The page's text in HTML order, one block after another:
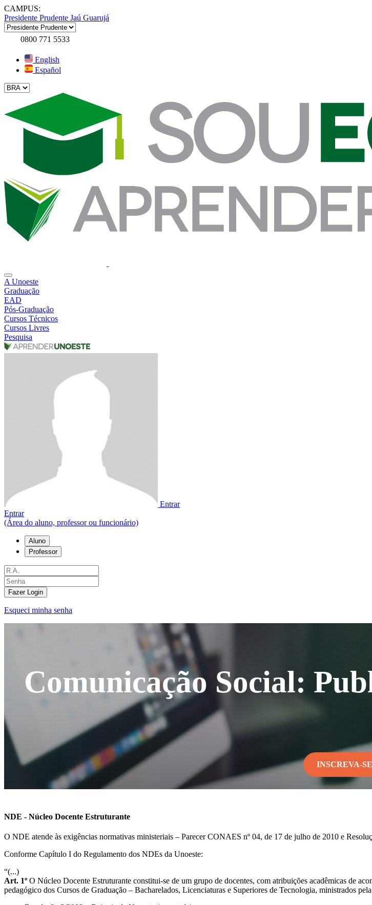
CAMPUS:
Presidente Prudente Jaú Guarujá
0800 771 5533
English
Español
A Unoeste
Graduação
EAD
Pós-Graduação
Cursos Técnicos
Cursos Livres
Pesquisa
Entrar
Entrar
(Área do aluno, professor ou funcionário)
Aluno
Professor
Fazer Login
Esqueci minha senha
Comunicação Social:
INSCREVA-SE
NDE - Núcleo Docente Estruturante
O NDE atende às exigências normativas ministeriais – Parecer CONAES nº 04, de 17 de julho de 2010 e
Conforme Capítulo I do Regulamento dos NDEs da Unoeste:
“(...)
Art. 1º O Núcleo Docente Estruturante constitui-se de um grupo de docentes, com atribuições acadêmicas de
pedagógico dos Cursos de Graduação – Bacharelados, Licenciaturas e Superiores de Tecnologia, ministrados